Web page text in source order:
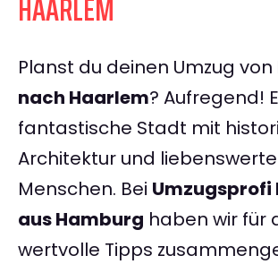
Planst du deinen Umzug von
nach Haarlem? Aufregend!
fantastische Stadt mit
Architektur und
Menschen. Bei Umzugsprofi
aus Hamburg haben wir für
wertvolle Tipps